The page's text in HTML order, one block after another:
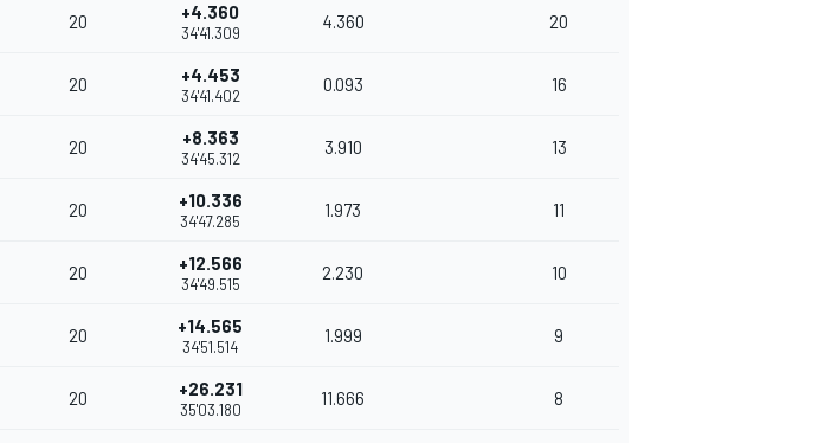
20 +4.360
34'41.309
4.360 20
20 +4.453
34'41.402
0.093 16
20 +8.363
34'45.312
3.910 13
20 +10.336
34'47.285
1.973 11
20 +12.566
34'49.515
2.230 10
20 +14.565
34'51.514
1.999 9
20 +26.231
35'03.180
11.666 8